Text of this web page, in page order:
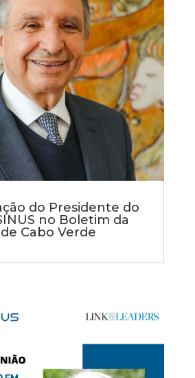
do Presidente do
no Boletim da
Cabo Verde